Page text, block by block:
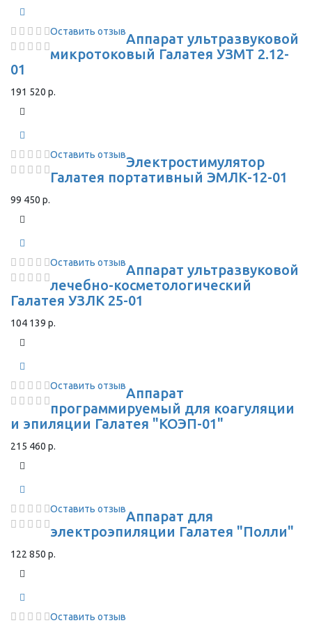
Оставить отзывАппарат ультразвуковой
микротоковый Галатея УЗМТ 2.12-
01
191 520 р.
Оставить отзывЭлектростимулятор
Галатея портативный ЭМЛК-12-01
99 450 р.
Оставить отзывАппарат ультразвуковой
лечебно-косметологический
Галатея УЗЛК 25-01
104 139 р.
Оставить отзывАппарат
программируемый для коагуляции
и эпиляции Галатея "КОЭП-01"
215 460 р.
Оставить отзывАппарат для
электроэпиляции Галатея "Полли"
122 850 р.
Оставить отзыв